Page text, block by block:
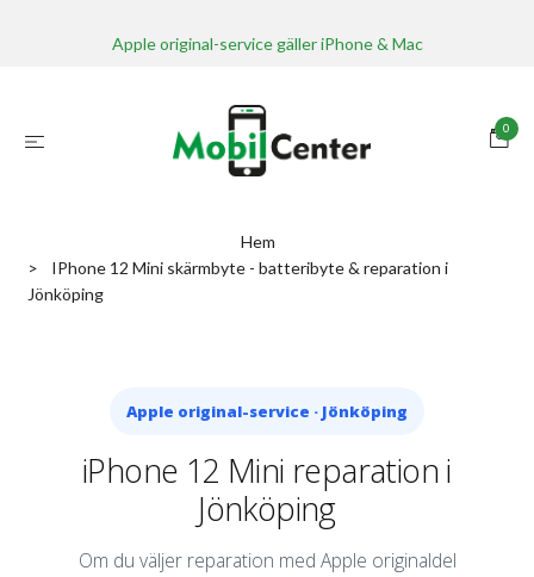
Apple original-service gäller iPhone & Mac
0
Hem
IPhone 12 Mini skärmbyte - batteribyte & reparation i
Jönköping
Apple original-service · Jönköping
iPhone 12 Mini reparation i
Jönköping
Om du väljer reparation med Apple originaldel